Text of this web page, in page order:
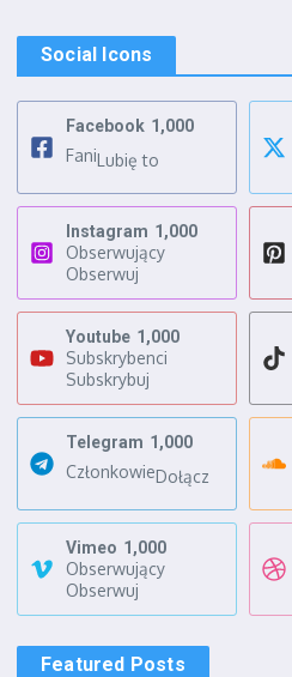
Social Icons
Facebook 1,000
FaniLubię to
Instagram 1,000
Obserwujący
Obserwuj
Youtube 1,000
Subskrybenci
Subskrybuj
Telegram 1,000
CzłonkowieDołącz
Vimeo 1,000
Obserwujący
Obserwuj
Featured Posts